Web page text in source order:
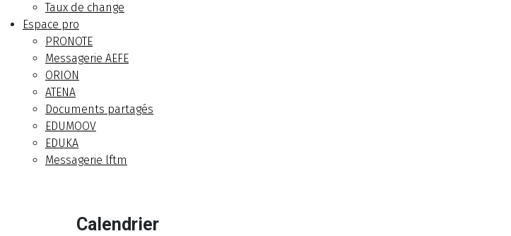
Taux de change
Espace pro
PRONOTE
Messagerie AEFE
ORION
ATENA
Documents partagés
EDUMOOV
EDUKA
Messagerie lftm
Calendrier